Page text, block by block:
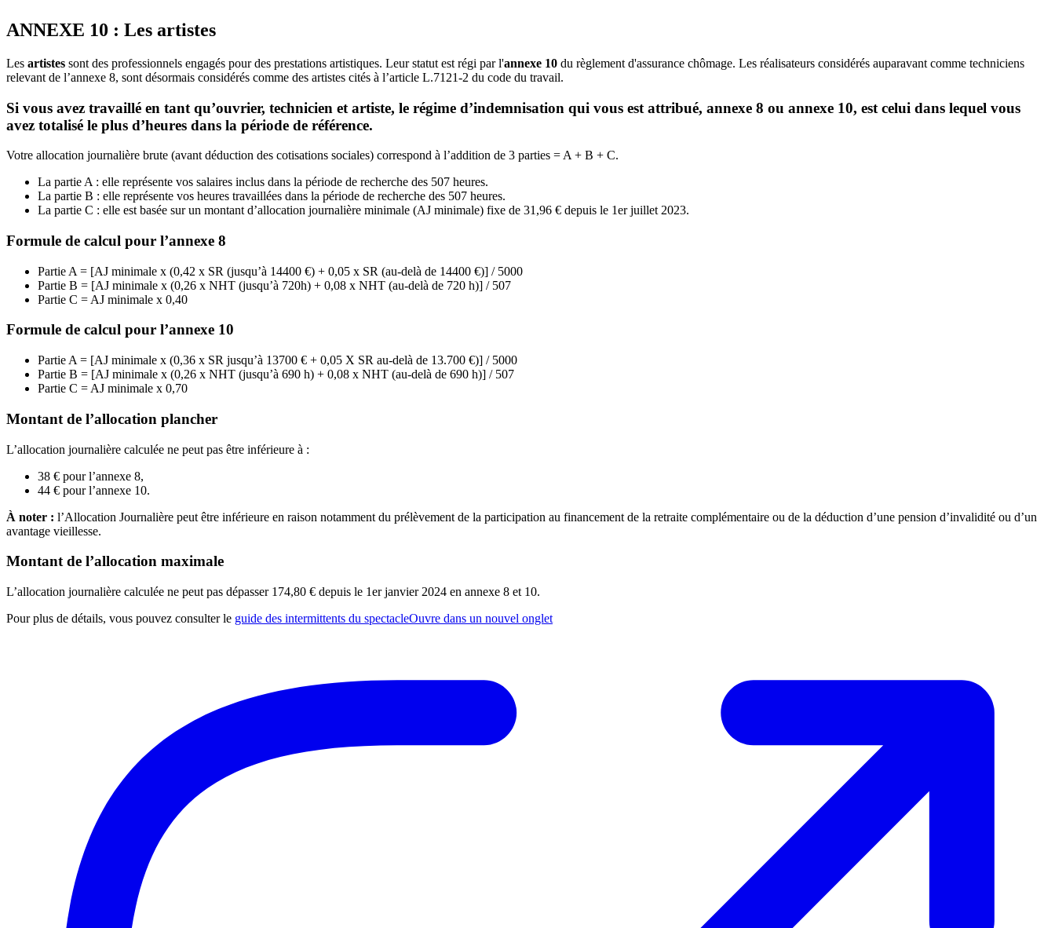
ANNEXE 10 : Les artistes
Les artistes sont des professionnels engagés pour des prestations artistiques. Leur statut est régi par l'annexe 10 du règlement d'assurance chômage. Les réalisateurs considérés auparavant comme techniciens
relevant de l’annexe 8, sont désormais considérés comme des artistes cités à l’article L.7121-2 du code du travail.
Si vous avez travaillé en tant qu’ouvrier, technicien et artiste, le régime d’indemnisation qui vous est attribué, annexe 8 ou annexe 10, est celui dans lequel vous
avez totalisé le plus d’heures dans la période de référence.
Votre allocation journalière brute (avant déduction des cotisations sociales) correspond à l’addition de 3 parties = A + B + C.
La partie A : elle représente vos salaires inclus dans la période de recherche des 507 heures.
La partie B : elle représente vos heures travaillées dans la période de recherche des 507 heures.
La partie C : elle est basée sur un montant d’allocation journalière minimale (AJ minimale) fixe de 31,96 € depuis le 1er juillet 2023.
Formule de calcul pour l’annexe 8
Partie A = [AJ minimale x (0,42 x SR (jusqu’à 14400 €) + 0,05 x SR (au-delà de 14400 €)] / 5000
Partie B = [AJ minimale x (0,26 x NHT (jusqu’à 720h) + 0,08 x NHT (au-delà de 720 h)] / 507
Partie C = AJ minimale x 0,40
Formule de calcul pour l’annexe 10
Partie A = [AJ minimale x (0,36 x SR jusqu’à 13700 € + 0,05 X SR au-delà de 13.700 €)] / 5000
Partie B = [AJ minimale x (0,26 x NHT (jusqu’à 690 h) + 0,08 x NHT (au-delà de 690 h)] / 507
Partie C = AJ minimale x 0,70
Montant de l’allocation plancher
L’allocation journalière calculée ne peut pas être inférieure à :
38 € pour l’annexe 8,
44 € pour l’annexe 10.
À noter : l’Allocation Journalière peut être inférieure en raison notamment du prélèvement de la participation au financement de la retraite complémentaire ou de la déduction d’une pension d’invalidité ou d’un
avantage vieillesse.
Montant de l’allocation maximale
L’allocation journalière calculée ne peut pas dépasser 174,80 € depuis le 1er janvier 2024 en annexe 8 et 10.
Pour plus de détails, vous pouvez consulter le guide des intermittents du spectacleOuvre dans un nouvel onglet